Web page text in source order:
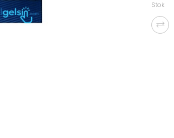
Stok